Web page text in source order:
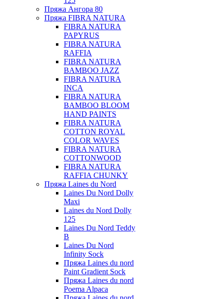
Пряжа Ангора 80
Пряжа FIBRA NATURA
FIBRA NATURA
PAPYRUS
FIBRA NATURA
RAFFIA
FIBRA NATURA
BAMBOO JAZZ
FIBRA NATURA
INCA
FIBRA NATURA
BAMBOO BLOOM
HAND PAINTS
FIBRA NATURA
COTTON ROYAL
COLOR WAVES
FIBRA NATURA
COTTONWOOD
FIBRA NATURA
RAFFIA CHUNKY
Пряжа Laines du Nord
Laines Du Nord Dolly
Maxi
Laines du Nord Dolly
125
Laines Du Nord Teddy
B
Laines Du Nord
Infinity Sock
Пряжа Laines du nord
Paint Gradient Sock
Пряжа Laines du nord
Poema Alpaca